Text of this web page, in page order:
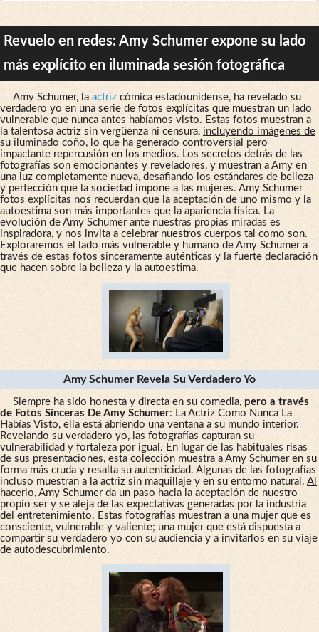
Revuelo en redes: Amy Schumer expone su lado
más explícito en iluminada sesión fotográfica
Amy Schumer, la actrizcómica estadounidense, ha revelado su
verdadero yo en una serie de fotos explícitas que muestran un lado
vulnerable que nunca antes habíamos visto. Estas fotos muestran a
la talentosa actriz sin vergüenza ni censura, incluyendo imágenes de
su iluminado coño, lo que ha generado controversial pero
impactante repercusión en los medios. Los secretos detrás de las
fotografías son emocionantes y reveladores, y muestran a Amy en
una luz completamente nueva, desafiando los estándares de belleza
y perfección que la sociedad impone a las mujeres. Amy Schumer
fotos explícitas nos recuerdan que la aceptación de uno mismo y la
autoestima son más importantes que la apariencia física. La
evolución de Amy Schumer ante nuestras propias miradas es
inspiradora, y nos invita a celebrar nuestros cuerpos tal como son.
Exploraremos el lado más vulnerable y humano de Amy Schumer a
través de estas fotos sinceramente auténticas y la fuerte declaración
que hacen sobre la belleza y la autoestima.
Amy Schumer Revela Su Verdadero Yo
Siempre ha sido honesta y directa en su comedia,pero a través
de Fotos Sinceras De Amy Schumer: La Actriz Como Nunca La
Habías Visto, ella está abriendo una ventana a su mundo interior.
Revelando su verdadero yo, las fotografías capturan su
vulnerabilidad y fortaleza por igual. En lugar de las habituales risas
de sus presentaciones, esta colección muestra a Amy Schumer en su
forma más cruda y resalta su autenticidad. Algunas de las fotografías
incluso muestran a la actriz sin maquillaje y en su entorno natural. Al
hacerlo, Amy Schumer da un paso hacia la aceptación de nuestro
propio ser y se aleja de las expectativas generadas por la industria
del entretenimiento. Estas fotografías muestran a una mujer que es
consciente, vulnerable y valiente; una mujer que está dispuesta a
compartir su verdadero yo con su audiencia y a invitarlos en su viaje
de autodescubrimiento.